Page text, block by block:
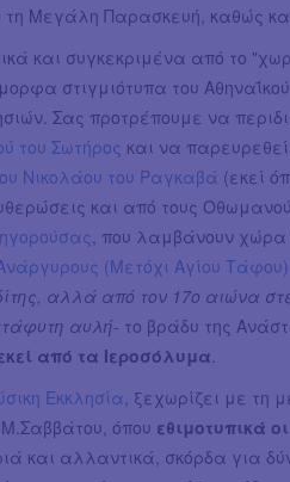
τη Μεγάλη Παρασκευή, καθώς
και συγκεκριμένα από το
στιγμιότυπα του
Σας προτρέπουμε να
του Σωτήρος και να
Νικολάου του Ραγκαβά (εκεί
και από τους
, που λαμβάνουν χώρα
(Μετόχι Αγίου Τάφου)
αλλά από τον 17ο αιώνα
αυλή- το βράδυ της
από τα Ιεροσόλυμα.
Εκκλησία, ξεχωρίζει με τη
όπου εθιμοτυπικά
και αλλαντικά, σκόρδα για